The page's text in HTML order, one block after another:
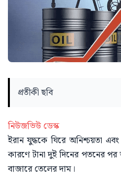
প্রতীকী ছবি
নিউজভিউ ডেস্ক
ইরান যুদ্ধকে ঘিরে অনিশ্চয়তা
কারণে টানা দুই দিনের পতনের
বাজারে তেলের দাম।